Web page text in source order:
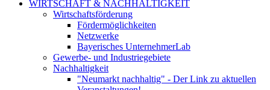
WIRTSCHAFT & NACHHALTIGKEIT
Wirtschaftsförderung
Fördermöglichkeiten
Netzwerke
Bayerisches UnternehmerLab
Gewerbe- und Industriegebiete
Nachhaltigkeit
"Neumarkt nachhaltig" - Der Link zu aktuellen